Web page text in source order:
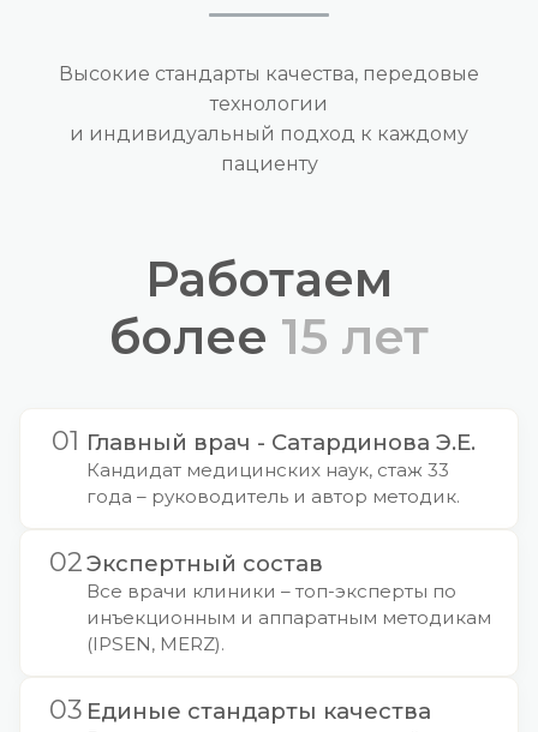
Высокие стандарты качества, передовые
технологии
и индивидуальный подход к каждому
пациенту
Работаем
более 15 лет
01 Главный врач - Сатардинова Э.Е.
Кандидат медицинских наук, стаж 33
года – руководитель и автор методик.
02Экспертный состав
Все врачи клиники – топ-эксперты по
инъекционным и аппаратным методикам
(IPSEN, MERZ).
03 Единые стандарты качества